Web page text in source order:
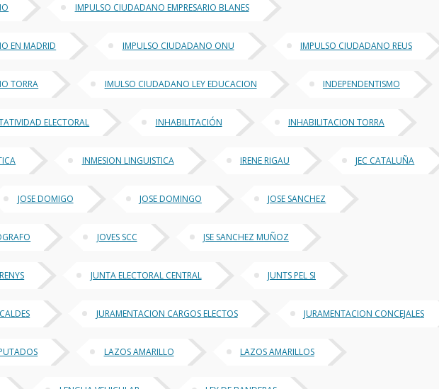
IMPULSO CIUDADANO EMPRESARIO BLANES
EN MADRID IMPULSO CIUDADANO ONU IMPULSO CIUDADANO REUS
TORRA IMULSO CIUDADANO LEY EDUCACION INDEPENDENTISMO
ELECTORAL INHABILITACIÓN INHABILITACION TORRA
INMESION LINGUISTICA IRENE RIGAU JEC CATALUÑA
JOSE DOMIGO JOSE DOMINGO JOSE SANCHEZ
JOVES SCC JSE SANCHEZ MUÑOZ
JUNTA ELECTORAL CENTRAL JUNTS PEL SI
JURAMENTACION CARGOS ELECTOS JURAMENTACION CONCEJALES
LAZOS AMARILLO LAZOS AMARILLOS